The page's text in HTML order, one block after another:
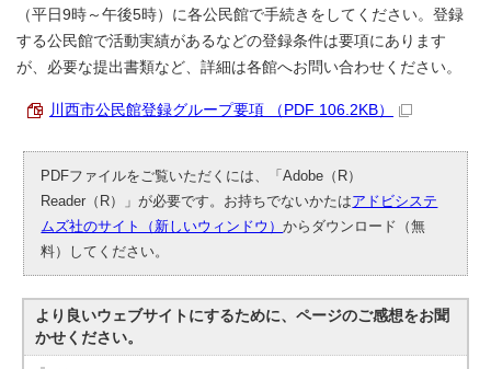
（平日9時～午後5時）に各公民館で手続きをしてください。登録
する公民館で活動実績があるなどの登録条件は要項にあります
が、必要な提出書類など、詳細は各館へお問い合わせください。
川西市公民館登録グループ要項 （PDF 106.2KB）
PDFファイルをご覧いただくには、「Adobe（R）
Reader（R）」が必要です。お持ちでないかたはアドビシステ
ムズ社のサイト（新しいウィンドウ）からダウンロード（無
料）してください。
より良いウェブサイトにするために、ページのご感想をお聞
かせください。